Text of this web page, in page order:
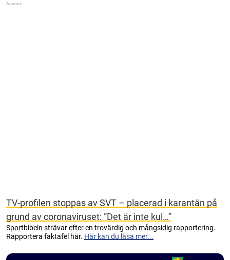
TV-profilen stoppas av SVT – placerad i karantän på
grund av coronaviruset: ”Det är inte kul…”
Sportbibeln strävar efter en trovärdig och mångsidig rapportering.
Rapportera faktafel här. Här kan du läsa mer...